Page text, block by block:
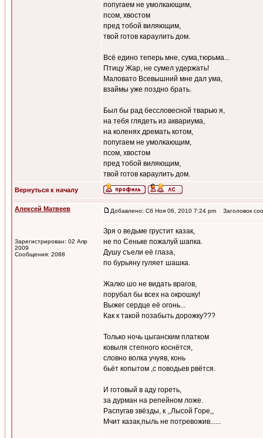
попугаем не умолкающим,
псом, хвостом
пред тобой виляющим,
твой готов караулить дом.
Всё едино теперь мне, сума,тюрьма...
Птицу Жар, не сумел удержать!
Маловато Всевышний мне дал ума,
взаймы уже поздно брать.
Был бы рад бессловесной тварью я,
на тебя глядеть из аквариума,
на коленях дремать котом,
попугаем не умолкающим,
псом, хвостом
пред тобой виляющим,
твой готов караулить дом.
Вернуться к началу
Алексей Матвеев
Зарегистрирован: 02 Апр
2009
Сообщения: 2088
Добавлено: Сб Ноя 06, 2010 7:24 pm Заголовок
Зря о ведьме грустит казак,
не по Сеньке пожалуй шапка.
Душу съели её глаза,
по бурьяну гуляет шашка.
Жалко шо не видать врагов,
порубал бы всех на окрошку!
Выжег сердце её огонь...
Как к такой позабыть дорожку???
Только ночь цыганским платком
ковыля степного коснётся,
словно волка учуяв, конь
бьёт копытом ,с поводьев рвётся.
И готовый в аду гореть,
за дурман на репейном ложе.
Распугав звёзды, к ,,Лысой Горе,,
Мчит казак,пыль не потревожив......